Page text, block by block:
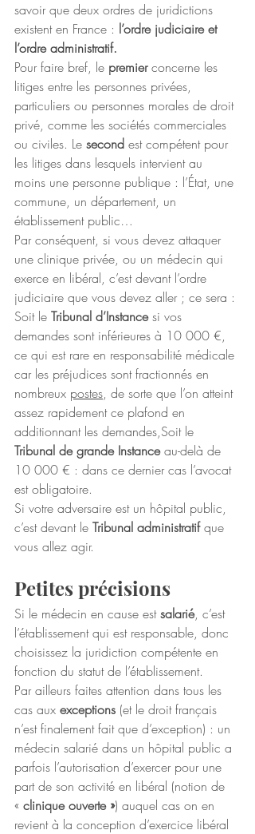
savoir que deux ordres de juridictions
existent en France : l’ordre judiciaire et
l’ordre administratif.
Pour faire bref, le premier concerne les
litiges entre les personnes privées,
particuliers ou personnes morales de droit
privé, comme les sociétés commerciales
ou civiles. Le second est compétent pour
les litiges dans lesquels intervient au
moins une personne publique : l’État, une
commune, un département, un
établissement public…
Par conséquent, si vous devez attaquer
une clinique privée, ou un médecin qui
exerce en libéral, c’est devant l’ordre
judiciaire que vous devez aller ; ce sera :
Soit le Tribunal d’Instance si vos
demandes sont inférieures à 10 000 €,
ce qui est rare en responsabilité médicale
car les préjudices sont fractionnés en
nombreux postes, de sorte que l’on atteint
assez rapidement ce plafond en
additionnant les demandes,Soit le
Tribunal de grande Instance au-delà de
10 000 € : dans ce dernier cas l’avocat
est obligatoire.
Si votre adversaire est un hôpital public,
c’est devant le Tribunal administratif que
vous allez agir.
Petites précisions
Si le médecin en cause est salarié, c’est
l’établissement qui est responsable, donc
choisissez la juridiction compétente en
fonction du statut de l’établissement.
Par ailleurs faites attention dans tous les
cas aux exceptions (et le droit français
n’est finalement fait que d’exception) : un
médecin salarié dans un hôpital public a
parfois l’autorisation d’exercer pour une
part de son activité en libéral (notion de
« clinique ouverte ») auquel cas on en
revient à la conception d’exercice libéral